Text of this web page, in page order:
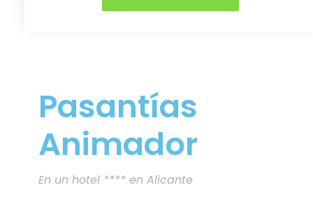
Pasantías
Animador
En un hotel **** en Alicante